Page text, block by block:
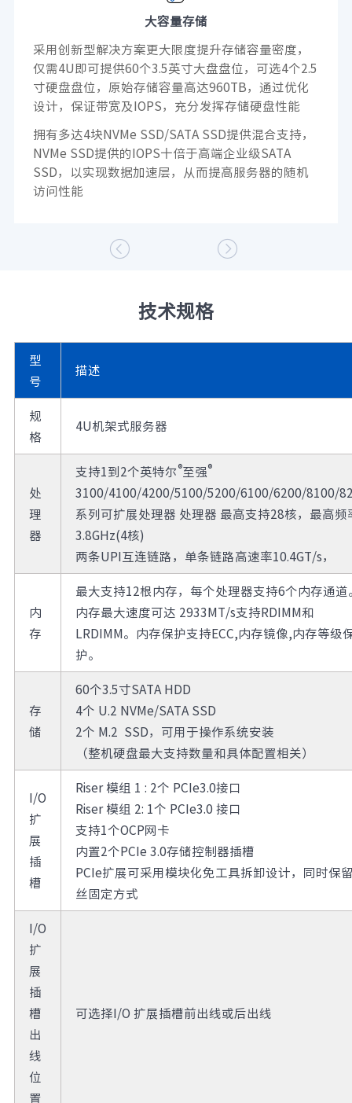
大容量存储
采用创新型解决方案更大限度提升存储容量密度，
仅需4U即可提供60个3.5英寸大盘盘位，可选4个2.5
寸硬盘盘位，原始存储容量高达960TB，通过优化
设计，保证带宽及IOPS，充分发挥存储硬盘性能
拥有多达4块NVMe SSD/SATA SSD提供混合支持，
NVMe SSD提供的IOPS十倍于高端企业级SATA
SSD，以实现数据加速层，从而提高服务器的随机
访问性能
 
技术规格
型
号
描述
规
格
4U机架式服务器
处
理
器
支持1到2个英特尔®至强®
3100/4100/4200/5100/5200/6100/6200/8100/
系列可扩展处理器 处理器 最高支持28核，最高频
3.8GHz(4核)
两条UPI互连链路，单条链路高速率10.4GT/s，
内
存
最大支持12根内存，每个处理器支持6个内存通道
内存最大速度可达 2933MT/s支持RDIMM和
LRDIMM。内存保护支持ECC,内存镜像,内存等级
护。
存
储
60个3.5寸SATA HDD
4个 U.2 NVMe/SATA SSD
2个 M.2 SSD，可用于操作系统安装
（整机硬盘最大支持数量和具体配置相关）
I/O
扩
展
插
槽
Riser 模组 1 : 2个 PCIe3.0接口
Riser 模组 2: 1个 PCIe3.0 接口
支持1个OCP网卡
内置2个PCIe 3.0存储控制器插槽
PCIe扩展可采用模块化免工具拆卸设计，同时保
丝固定方式
I/O
扩
展
插
槽
出
线
位
置
可选择I/O 扩展插槽前出线或后出线